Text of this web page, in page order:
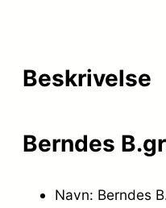
Beskrivelse
Berndes
Navn: Berndes